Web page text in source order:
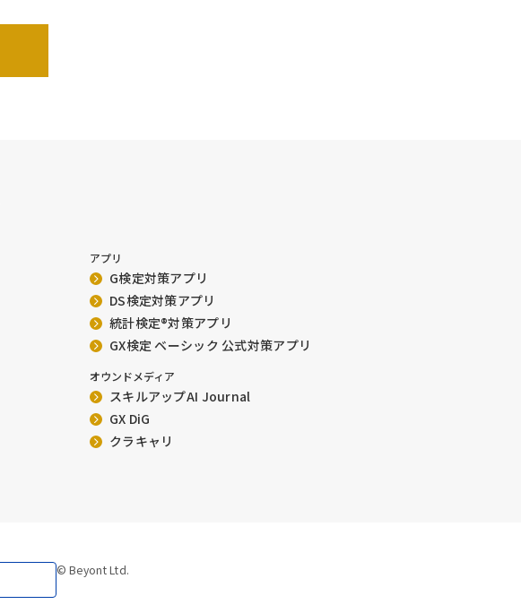
アプリ
G検定対策アプリ
DS検定対策アプリ
統計検定®︎対策アプリ
GX検定 ベーシック 公式対策アプリ
オウンドメディア
スキルアップAI Journal
GX DiG
クラキャリ
© Beyont Ltd.